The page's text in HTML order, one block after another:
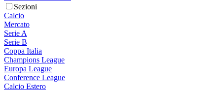
Sezioni
Calcio
Mercato
Serie A
Serie B
Coppa Italia
Champions League
Europa League
Conference League
Calcio Estero